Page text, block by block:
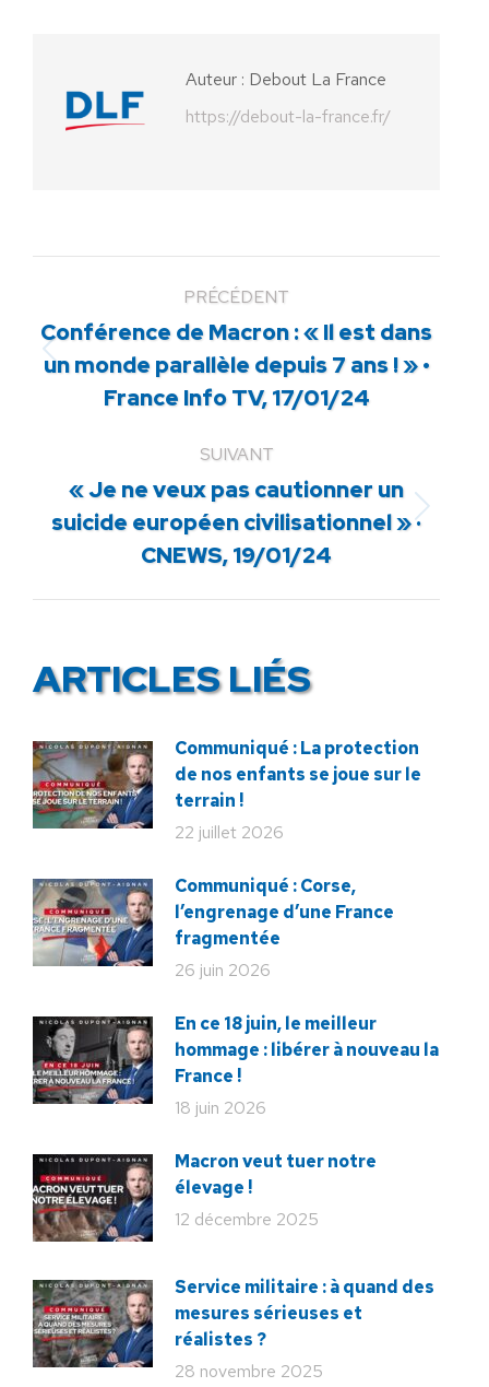
Auteur : Debout La France
https://debout-la-france.fr/
PRÉCÉDENT
Article
précédent
:
Conférence de Macron : « Il est dans
un monde parallèle depuis 7 ans ! » •
France Info TV, 17/01/24
SUIVANT
Article
suivant
:
« Je ne veux pas cautionner un
suicide européen civilisationnel » ·
CNEWS, 19/01/24
ARTICLES LIÉS
Communiqué : La protection
de nos enfants se joue sur le
terrain !
22 juillet 2026
Communiqué : Corse,
l’engrenage d’une France
fragmentée
26 juin 2026
En ce 18 juin, le meilleur
hommage : libérer à nouveau la
France !
18 juin 2026
Macron veut tuer notre
élevage !
12 décembre 2025
Service militaire : à quand des
mesures sérieuses et
réalistes ?
28 novembre 2025